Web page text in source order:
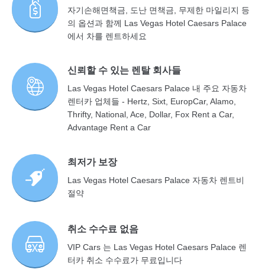
자기손해면책금, 도난 면책금, 무제한 마일리지 등
의 옵션과 함께 Las Vegas Hotel Caesars Palace
에서 차를 렌트하세요
신뢰할 수 있는 렌탈 회사들
Las Vegas Hotel Caesars Palace 내 주요 자동차
렌터카 업체들 - Hertz, Sixt, EuropCar, Alamo,
Thrifty, National, Ace, Dollar, Fox Rent a Car,
Advantage Rent a Car
최저가 보장
Las Vegas Hotel Caesars Palace 자동차 렌트비
절약
취소 수수료 없음
VIP Cars 는 Las Vegas Hotel Caesars Palace 렌
터카 취소 수수료가 무료입니다